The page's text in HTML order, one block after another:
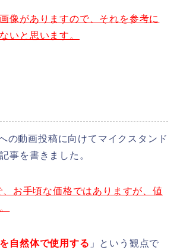
像がありますので、それを参考に
いと思います。
の動画投稿に向けてマイクスタンド
事を書きました。
お手頃な価格ではありますが、値
自然体で使用する 」という観点で